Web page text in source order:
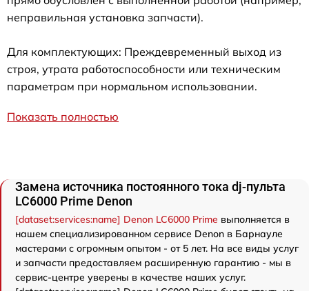
неправильная установка запчасти).
Для комплектующих: Преждевременный выход из
строя, утрата работоспособности или техническим
параметрам при нормальном использовании.
Показать полностью
Замена источника постоянного тока dj-пульта
LC6000 Prime Denon
[dataset:services:name] Denon LC6000 Prime выполняется в
нашем специализированном сервисе Denon в Барнауле
мастерами с огромным опытом - от 5 лет. На все виды услуг
и запчасти предоставляем расширенную гарантию - мы в
сервис-центре уверены в качестве наших услуг.